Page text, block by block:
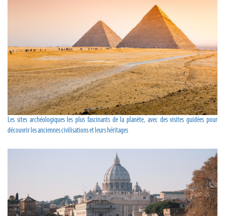
Les sites archéologiques les plus fascinants de la planète, avec des visites guidées pour
découvrir les anciennes civilisations et leurs héritages